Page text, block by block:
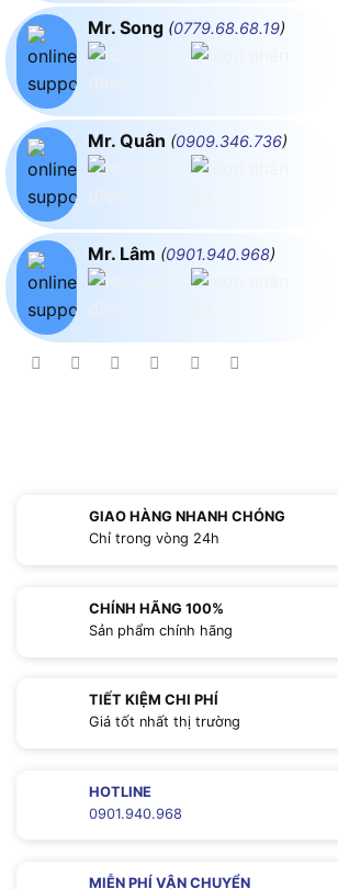
Mr. Song (0779.68.68.19)
Mr. Quân (0909.346.736)
Mr. Lâm (0901.940.968)
GIAO HÀNG NHANH CHÓNG
Chỉ trong vòng 24h
CHÍNH HÃNG 100%
Sản phẩm chính hãng
TIẾT KIỆM CHI PHÍ
Giá tốt nhất thị trường
HOTLINE
0901.940.968
MIỄN PHÍ VẬN CHUYỂN